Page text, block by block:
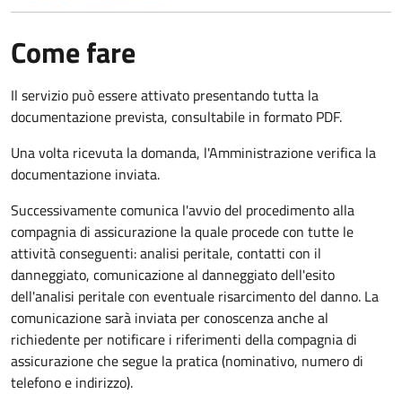
Come fare
Il servizio può essere attivato presentando tutta la
documentazione prevista, consultabile in formato PDF.
Una volta ricevuta la domanda, l'Amministrazione verifica la
documentazione inviata.
Successivamente comunica l'avvio del procedimento alla
compagnia di assicurazione la quale procede con tutte le
attività conseguenti: analisi peritale, contatti con il
danneggiato, comunicazione al danneggiato dell'esito
dell'analisi peritale con eventuale risarcimento del danno. La
comunicazione sarà inviata per conoscenza anche al
richiedente per notificare i riferimenti della compagnia di
assicurazione che segue la pratica (nominativo, numero di
telefono e indirizzo).